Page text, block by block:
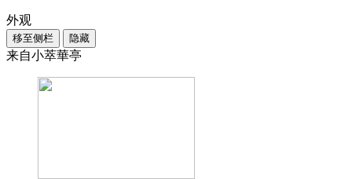
外观
移至侧栏 隐藏
来自小萃華亭